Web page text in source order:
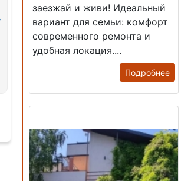
заезжай и живи! ​Идеальный
вариант для семьи: комфорт
современного ремонта и
удобная локация....
Подробнее